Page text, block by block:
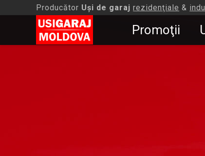
Producător Uşi de garaj rezidenţiale &
Promoţii